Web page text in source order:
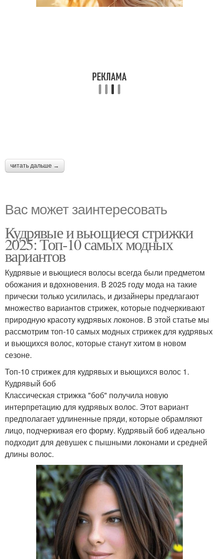
читать дальше →
Вас может заинтересовать
Кудрявые и вьющиеся стрижки
2025: Топ-10 самых модных
вариантов
Кудрявые и вьющиеся волосы всегда были предметом
обожания и вдохновения. В 2025 году мода на такие
прически только усилилась, и дизайнеры предлагают
множество вариантов стрижек, которые подчеркивают
природную красоту кудрявых локонов. В этой статье мы
рассмотрим топ-10 самых модных стрижек для кудрявых
и вьющихся волос, которые станут хитом в новом
сезоне.
Топ-10 стрижек для кудрявых и вьющихся волос 1.
Кудрявый боб
Классическая стрижка "боб" получила новую
интерпретацию для кудрявых волос. Этот вариант
предполагает удлиненные пряди, которые обрамляют
лицо, подчеркивая его форму. Кудрявый боб идеально
подходит для девушек с пышными локонами и средней
длины волос.